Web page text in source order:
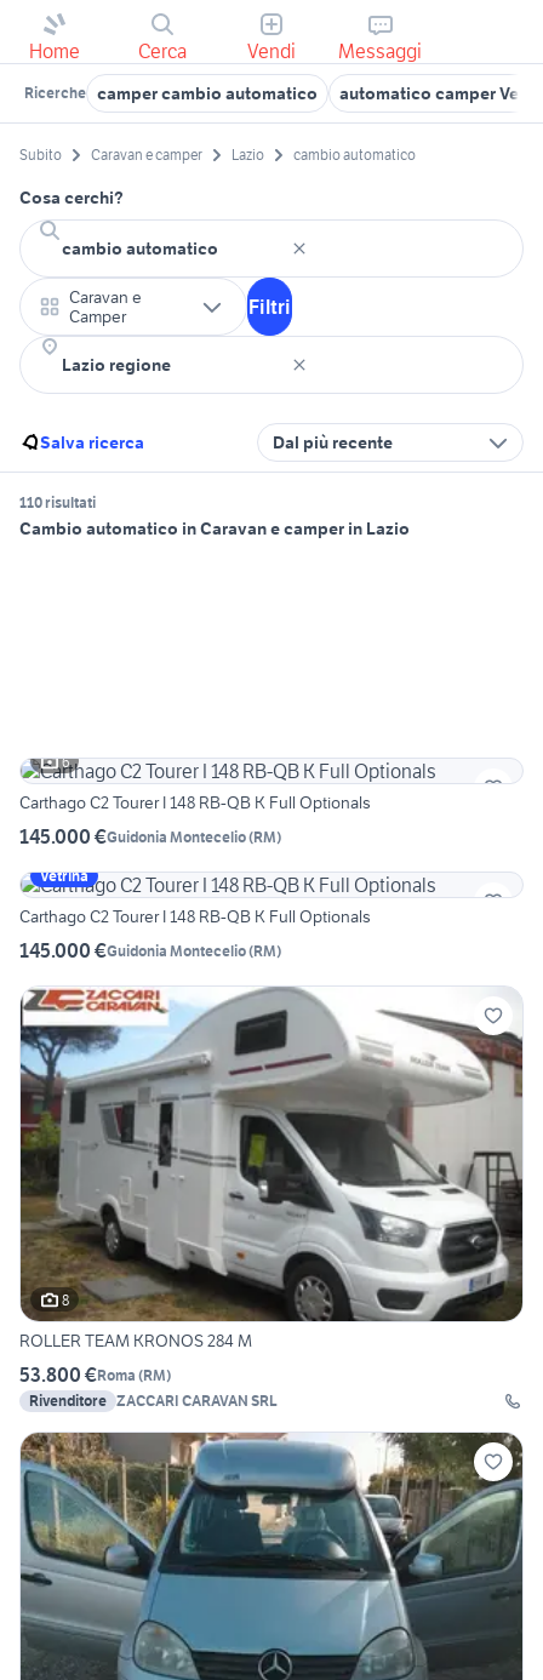
Home Cerca Vendi Messaggi
Ricerche camper cambio automatico automatico camper
Subito Caravan e camper Lazio cambio automatico
Cosa cerchi?
Caravan e
Camper
Filtri
Salva ricerca Dal più recente
110 risultati
Cambio automatico in Caravan e camper in Lazio
6
Carthago C2 Tourer I 148 RB-QB K Full Optionals
145.000 €Guidonia Montecelio(RM)
Vetrina
Carthago C2 Tourer I 148 RB-QB K Full Optionals
145.000 €Guidonia Montecelio(RM)
8
ROLLER TEAM KRONOS 284 M
53.800 €Roma (RM)
Rivenditore ZACCARI CARAVAN SRL